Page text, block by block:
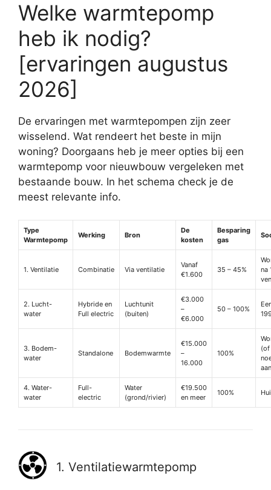
Welke warmtepomp
heb ik nodig?
[ervaringen augustus
2026]
De ervaringen met warmtepompen zijn zeer
wisselend. Wat rendeert het beste in mijn
woning? Doorgaans heb je meer opties bij een
warmtepomp voor nieuwbouw vergeleken met
bestaande bouw. In het schema check je de
meest relevante info.
Type
Warmtepomp
Werking Bron
De
kosten
Besparing
gas
1. Ventilatie Combinatie Via ventilatie
Vanaf
€1.600
35 – 45%
na
2. Lucht-
water
Hybride en
Full electric
Luchtunit
(buiten)
€3.000
–
€6.000
50 – 100%
3. Bodem-
water
Standalone Bodemwarmte
€15.000
–
16.000
100%
(of
4. Water-
water
Full-
electric
Water
(grond/rivier)
€19.500
en meer
100%
1. Ventilatiewarmtepomp